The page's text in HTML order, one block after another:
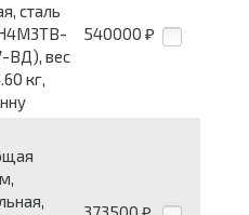
сталь
ВД), вес
кг,
540000 ₽
₽